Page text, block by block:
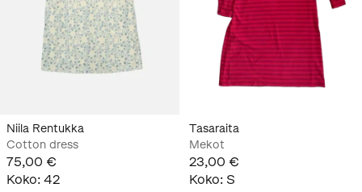
Niila Rentukka
Cotton dress
75,00 €
Koko: 42
Tasaraita
Mekot
23,00 €
Koko: S